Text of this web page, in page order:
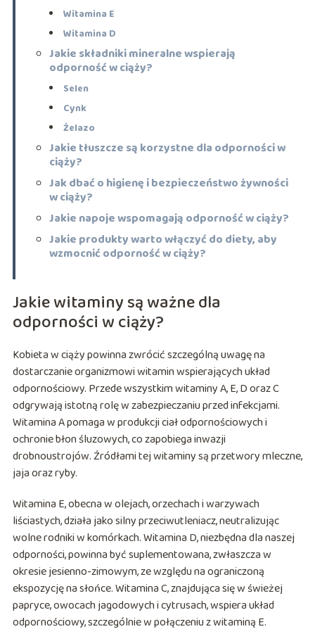
Witamina E
Witamina D
Jakie składniki mineralne wspierają
odporność w ciąży?
Selen
Cynk
Żelazo
Jakie tłuszcze są korzystne dla odporności w
ciąży?
Jak dbać o higienę i bezpieczeństwo żywności
w ciąży?
Jakie napoje wspomagają odporność w ciąży?
Jakie produkty warto włączyć do diety, aby
wzmocnić odporność w ciąży?
Jakie witaminy są ważne dla
odporności w ciąży?
Kobieta w ciąży powinna zwrócić szczególną uwagę na
dostarczanie organizmowi witamin wspierających układ
odpornościowy. Przede wszystkim witaminy A, E, D oraz C
odgrywają istotną rolę w zabezpieczaniu przed infekcjami.
Witamina A pomaga w produkcji ciał odpornościowych i
ochronie błon śluzowych, co zapobiega inwazji
drobnoustrojów. Źródłami tej witaminy są przetwory mleczne,
jaja oraz ryby.
Witamina E, obecna w olejach, orzechach i warzywach
liściastych, działa jako silny przeciwutleniacz, neutralizując
wolne rodniki w komórkach. Witamina D, niezbędna dla naszej
odporności, powinna być suplementowana, zwłaszcza w
okresie jesienno-zimowym, ze względu na ograniczoną
ekspozycję na słońce. Witamina C, znajdująca się w świeżej
papryce, owocach jagodowych i cytrusach, wspiera układ
odpornościowy, szczególnie w połączeniu z witaminą E.